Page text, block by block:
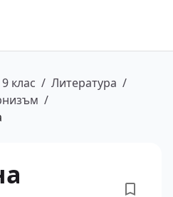
9 клас / Литература /
/